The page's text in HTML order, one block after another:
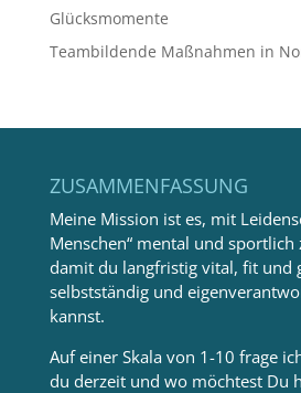
Glücksmomente
Teambildende Maßnahmen in
ZUSAMMENFASSUNG
Meine Mission ist es, mit
Menschen“ mental und
damit du langfristig vital, fit und
selbstständig und
kannst.
Auf einer Skala von 1-10 frage
du derzeit und wo möchtest Du